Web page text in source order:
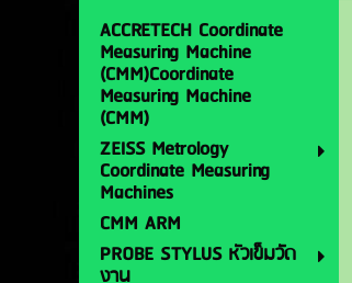
ACCRETECH Coordinate
Measuring Machine
(CMM)Coordinate
Measuring Machine
(CMM)
ZEISS Metrology
Coordinate Measuring
Machines
CMM ARM
PROBE STYLUS หัวเข็มวัด